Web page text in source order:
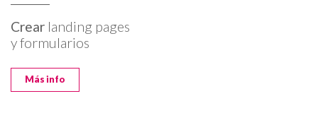
Crear landing pages
y formularios
Más info